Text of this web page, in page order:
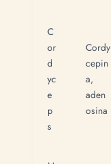
C
or
d
yc
e
p
s
Cordy
cepin
a,
aden
osina